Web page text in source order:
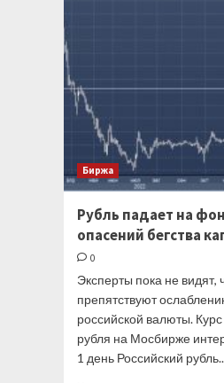
тройку
года
Биржа
Рубль падает на
опасений бегства
0
Эксперты пока не видят,
препятствуют
российской валюты.
рубля на Мосбирже
1 день Российский